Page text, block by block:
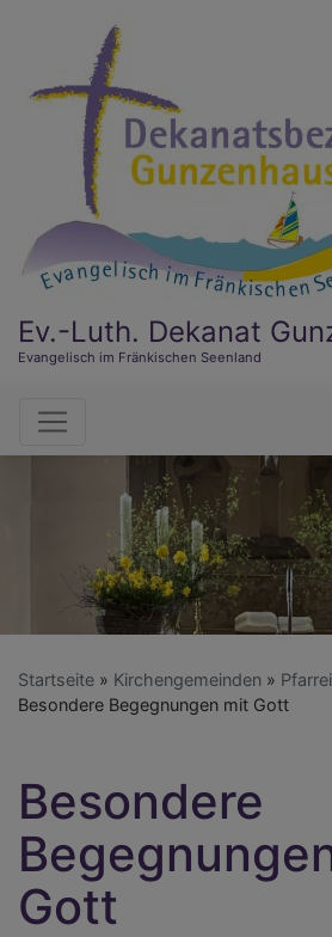
Ev.-Luth. Dekanat
Evangelisch im Fränkischen Seenland
Hauptnavigation
Startseite Kirchengemeinden
Besondere Begegnungen mit Gott
Besondere
Gott